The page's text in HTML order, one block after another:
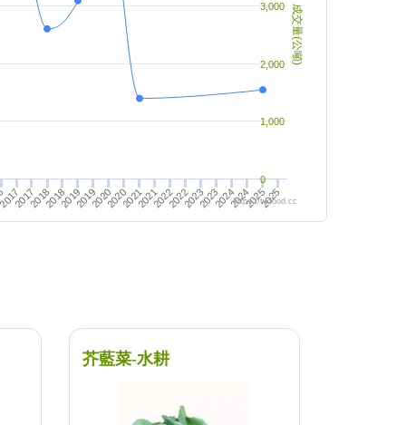
成交量(公噸)
20172018201820192019202020202021202120222022202320232024202420252025
0
1,000
2,000
3,000
https://twfood.cc
芥藍菜-水耕